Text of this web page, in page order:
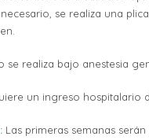
necesario, se realiza una
se realiza bajo anestesia
un ingreso hospitalario
Las primeras semanas